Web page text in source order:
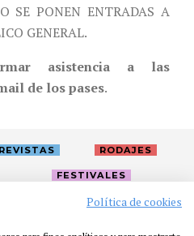
SE PONEN ENTRADAS A
GENERAL.
asistencia a las
de los pases.
RODAJES
FESTIVALES
Política de cookies